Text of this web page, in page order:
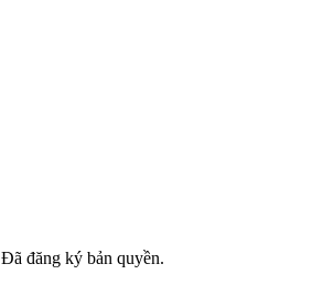
Đã đăng ký bản quyền.